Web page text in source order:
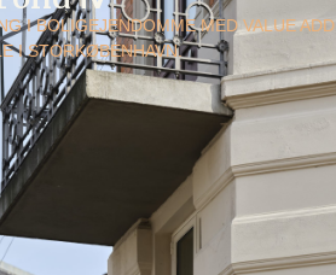
I BOLIGEJENDOMME MED VALUE ADD
I STORKØBENHAVN.